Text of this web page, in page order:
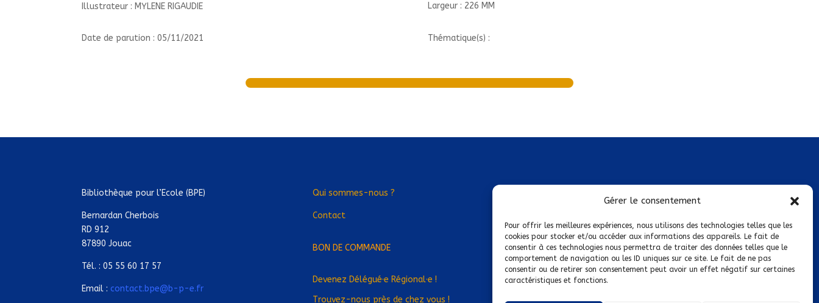
Gérer le consentement
Pour offrir les meilleures expériences, nous utilisons des technologies telles que les
cookies pour stocker et/ou accéder aux informations des appareils. Le fait de
consentir à ces technologies nous permettra de traiter des données telles que le
comportement de navigation ou les ID uniques sur ce site. Le fait de ne pas
consentir ou de retirer son consentement peut avoir un effet négatif sur certaines
caractéristiques et fonctions.
Illustrateur : MYLENE RIGAUDIE
Date de parution : 05/11/2021
Largeur : 226 MM
Thématique(s) :
Bibliothèque pour l’Ecole (BPE)
Bernardan Cherbois
RD 912
87890 Jouac
Tél. : 05 55 60 17 57
Email : contact.bpe@b-p-e.fr
Qui sommes-nous ?
Contact
BON DE COMMANDE
Devenez Délégué·e Régional·e !
Trouvez-nous près de chez vous !
Politique de confidentialité
Politique de cookies
Nous suivre sur :